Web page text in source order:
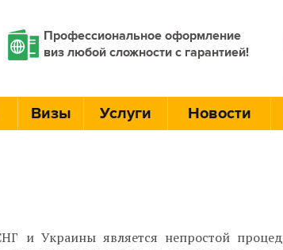
Профессиональное оформление
виз любой сложности с гарантией!
Визы Услуги Новости
и Украины является непростой